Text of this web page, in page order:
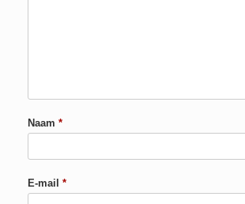
Naam *
E-mail *